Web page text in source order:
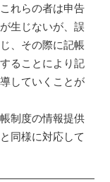
れらの者は申告
生じないが、誤
、その際に記帳
ることにより記
していくことが
制度の情報提供
同様に対応して